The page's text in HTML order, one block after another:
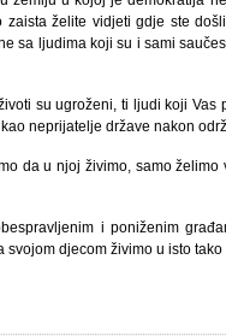
želite vidjeti gdje ste
sa ljudima koji su i sami
su ugroženi, ti ljudi koji
neprijatelje države nakon
da u njoj živimo, samo
i poniženim
svojom djecom živimo u isto